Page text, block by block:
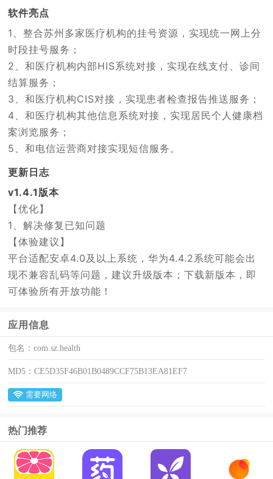
软件亮点
1、整合苏州多家医疗机构的挂号资源，实现统一网上分
时段挂号服务；
2、和医疗机构内部HIS系统对接，实现在线支付、诊间
结算服务；
3、和医疗机构CIS对接，实现患者检查报告推送服务；
4、和医疗机构其他信息系统对接，实现居民个人健康档
案浏览服务；
5、和电信运营商对接实现短信服务。
更新日志
v1.4.1版本
【优化】
1、解决修复已知问题
【体验建议】
平台适配安卓4.0及以上系统，华为4.4.2系统可能会出
现不兼容乱码等问题，建议升级版本；下载新版本，即
可体验所有开放功能！
应用信息
包名：com.sz.health
MD5：CE5D35F46B01B0489CCF75B13EA81EF7
需要网络
热门推荐